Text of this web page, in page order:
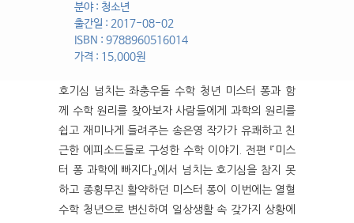
분야 : 청소년
출간일 : 2017-08-02
ISBN : 9788960516014
가격 : 15,000원
호기심 넘치는 좌충우돌 수학 청년 미스터 퐁과 함
께 수학 원리를 찾아보자 사람들에게 과학의 원리를
쉽고 재미나게 들려주는 송은영 작가가 유쾌하고 친
근한 에피소드들로 구성한 수학 이야기. 전편 『미스
터 퐁 과학에 빠지다』에서 넘치는 호기심을 참지 못
하고 종횡무진 활약하던 미스터 퐁이 이번에는 열혈
수학 청년으로 변신하여 일상생활 속 갖가지 상황에